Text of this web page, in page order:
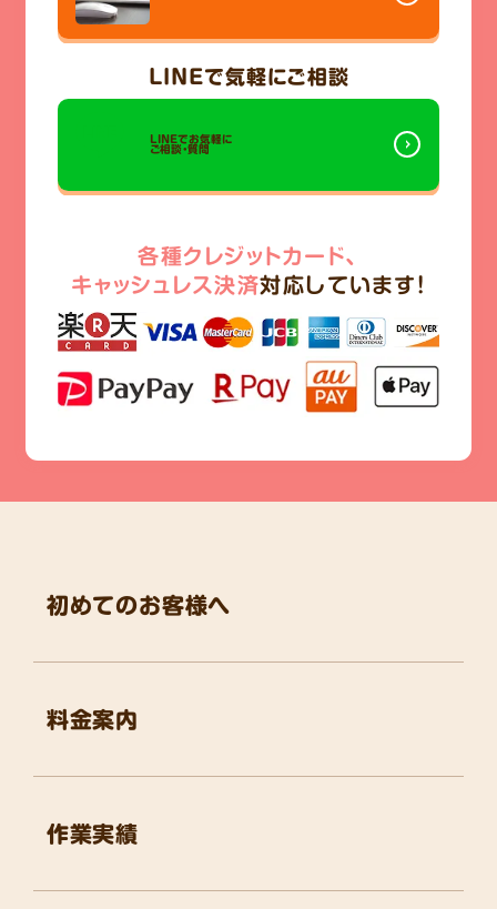
LINEで気軽にご相談
LINEでお気軽に
ご相談・質問
各種クレジットカード、
キャッシュレス決済対応しています!
初めてのお客様へ
料金案内
作業実績